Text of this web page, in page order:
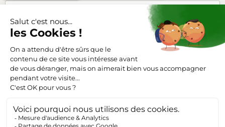
SUIVEZ-NOUS
Mentions légales
Conditions générales de vente